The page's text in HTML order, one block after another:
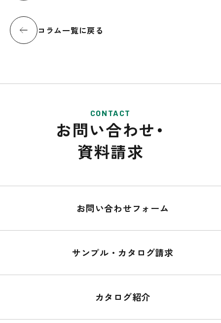
コラム一覧に戻る
CONTACT
お問い合わせ・
資料請求
お問い合わせフォーム
サンプル・カタログ請求
カタログ紹介